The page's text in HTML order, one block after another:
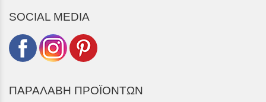
SOCIAL MEDIA
ΠΑΡΑΛΑΒΗ ΠΡΟΪΟΝΤΩΝ